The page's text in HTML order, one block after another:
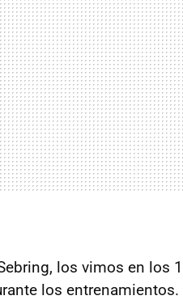
los vimos en los
los entrenamientos.